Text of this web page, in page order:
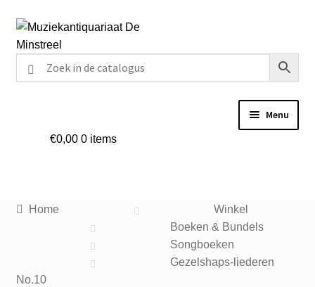
Ga
door
navigatie
Ga
naar
inhoud
Menu
Veel gestelde vragen
€0,00 0 items
Home
Winkel
Boeken & Bundels
Songboeken
Gezelshaps-liederen
No.10